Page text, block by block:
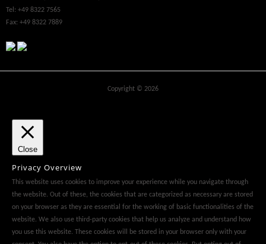
Tel: +49 8322 7565
Fax: +49 8322 7889
Copyright © 2026
Close
Privacy Overview
This website uses cookies to improve your experience while you navigate through
the website. Out of these, the cookies that are categorized as necessary are stored
on your browser as they are essential for the working of basic functionalities of the
website. We also use third-party cookies that help us analyze and understand how
you use this website. These cookies will be stored in your browser only with your